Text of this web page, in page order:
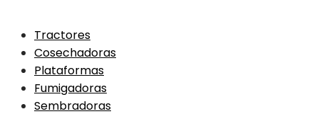
Tractores
Cosechadoras
Plataformas
Fumigadoras
Sembradoras